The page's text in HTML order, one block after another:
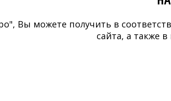
Вы можете получить в
сайта, а также